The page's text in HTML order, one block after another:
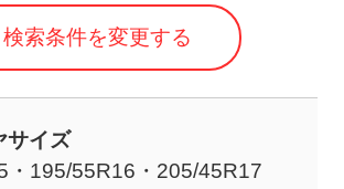
検索条件を変更する
サイズ
・195/55R16・205/45R17